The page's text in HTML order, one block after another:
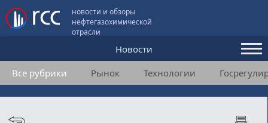
новости и обзоры
нефтегазохимической
отрасли
Новости
Аналитика и мнения
Конференции
Все рубрики Рынок Технологии